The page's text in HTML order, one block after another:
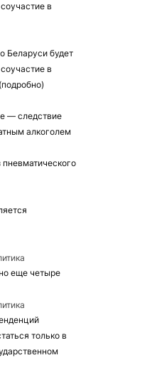
в
Беларуси будет
в
— следствие
алкоголем
еще четыре
только в